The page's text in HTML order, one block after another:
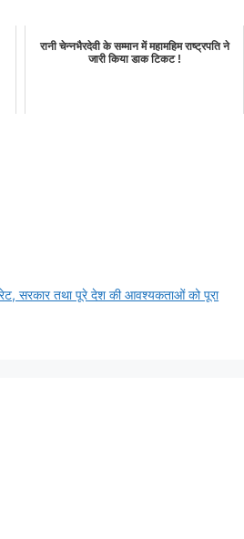
रानी चेन्नभैरदेवी के सम्मान में महामहिम राष्ट्रपति ने
जारी किया डाक टिकट !
सरकार तथा पूरे देश की आवश्यकताओं को पूरा